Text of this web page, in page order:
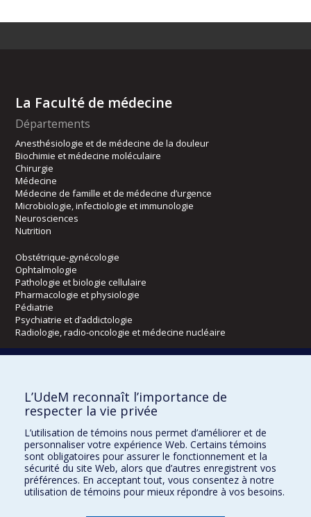
La Faculté de médecine
Départements
Anesthésiologie et de médecine de la douleur
Biochimie et médecine moléculaire
Chirurgie
Médecine
Médecine de famille et de médecine d’urgence
Microbiologie, infectiologie et immunologie
Neurosciences
Nutrition
Obstétrique-gynécologie
Ophtalmologie
Pathologie et biologie cellulaire
Pharmacologie et physiologie
Pédiatrie
Psychiatrie et d’addictologie
Radiologie, radio-oncologie et médecine nucléaire
Kinésiologie et des sciences de l’activité physique
Orthophonie et audiologie
Directions
DPC
CPASS
L’UdeM reconnaît l’importance de
respecter la vie privée
L’utilisation de témoins nous permet d’améliorer et de
personnaliser votre expérience Web. Certains témoins
sont obligatoires pour assurer le fonctionnement et la
sécurité du site Web, alors que d’autres enregistrent vos
préférences. En acceptant tout, vous consentez à notre
utilisation de témoins pour mieux répondre à vos besoins.